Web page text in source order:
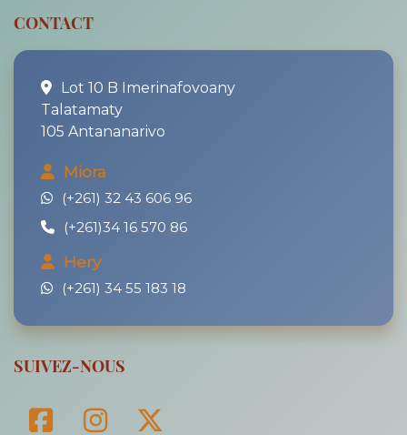
CONTACT
Lot 10 B Imerinafovoany
Talatamaty
105 Antananarivo
Miora
(+261) 32 43 606 96
(+261)34 16 570 86
Hery
(+261) 34 55 183 18
SUIVEZ-NOUS